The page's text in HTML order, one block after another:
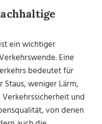
ein wichtiger
Eine
bedeutet für
weniger Lärm,
und
von denen